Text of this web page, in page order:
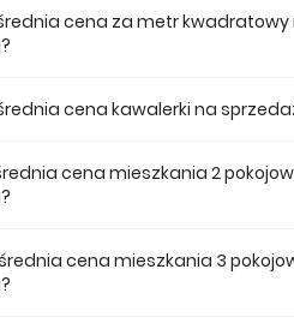
cena za metr
cena kawalerki na
cena mieszkania 2
cena mieszkania 3